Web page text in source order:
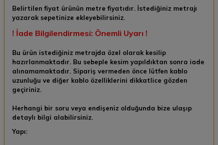
Belirtilen fiyat ürünün metre fiyatıdır. İstediğiniz metrajı
yazarak sepetinize ekleyebilirsiniz.
! İade Bilgilendirmesi: Önemli Uyarı !
Bu ürün istediğiniz metrajda özel olarak kesilip
hazırlanmaktadır. Bu sebeple kesim yapıldıktan sonra iade
alınamamaktadır. Sipariş vermeden önce lütfen kablo
uzunluğu ve diğer kablo özelliklerini dikkatlice gözden
geçiriniz.
Herhangi bir soru veya endişeniz olduğunda bize ulaşıp
detaylı bilgi alabilirsiniz.
Yapı: